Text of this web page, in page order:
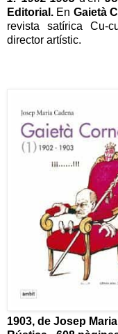
Editorial. En Gaietà
revista satírica Cu-
director artístic.
1903, de Josep